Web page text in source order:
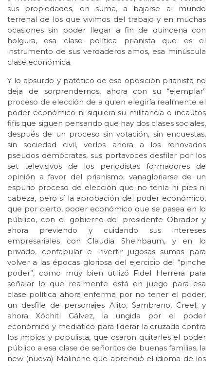
sus propiedades, en suma, a bajarse al mundo
terrenal de los que vivimos del trabajo y en muchas
ocasiones sin poder llegar a fin de quincena con
holgura, esa clase política prianista que es el
instrumento de sus verdaderos amos, esa minúscula
clase económica.
Y lo absurdo y patético de esa oposición prianista no
deja de sorprendernos, ahora con su “ejemplar”
proceso de elección de a quien elegiría realmente el
poder económico ni siquiera su militancia o incautos
fifís que siguen pensando que hay dos clases sociales,
después de un proceso sin votación, sin encuestas,
sin sociedad civil, verlos ahora a los renovados
pseudos demócratas, sus portavoces desfilar por los
set televisivos de los periodistas formadores de
opinión a favor del prianismo, vanagloriarse de un
espurio proceso de elección que no tenía ni pies ni
cabeza, pero sí la aprobación del poder económico,
que por cierto, poder económico que se pasea en lo
público, con el gobierno del presidente Obrador y
ahora previendo y cuidando sus intereses
empresariales con Claudia Sheinbaum, y en lo
privado, confabular e invertir jugosas sumas para
volver a las épocas gloriosa del ejercicio del “pinche
poder”, como muy bien utilizó Fidel Herrera para
señalar lo que realmente está en juego para esa
clase política ahora enferma por no tener el poder,
un desfile de personajes Alito, Sambrano, Creel, y
ahora Xóchitl Gálvez, la ungida por el poder
económico y mediático para liderar la cruzada contra
los impíos y populista, que osaron quitarles el poder
público a esa clase de señoritos de buenas familias, la
new (nueva) Malinche que aprendió el idioma de los